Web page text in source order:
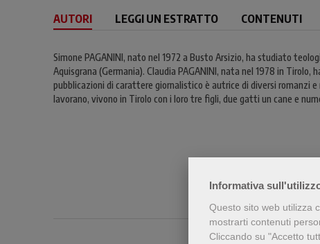
Informativa
Questo sito web utilizza
mostrarti contenuti
Cliccando su "Accetto
AUTORI LEGGI UN ESTRATTO CONTENUTI
Simone PAGANINI, nato nel 1972 a Busto Arsizio, ha studiato
Aquisgrana (Germania). Claudia PAGANINI, nata nel 1978 in
pubblicazioni di carattere giornalistico è autrice di diversi romanzi
lavorano, vivono in Tirolo con i loro tre figli, due gatti un cane e